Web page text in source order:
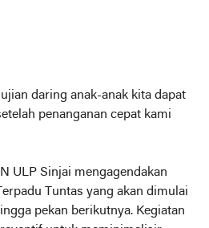
daring anak-anak kita dapat
penanganan cepat kami
ULP Sinjai mengagendakan
Tuntas yang akan dimulai
pekan berikutnya. Kegiatan